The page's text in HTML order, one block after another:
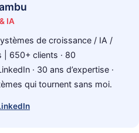
IA
de croissance / IA /
| 650+ clients · 80
· 30 ans d’expertise ·
qui tournent sans moi.